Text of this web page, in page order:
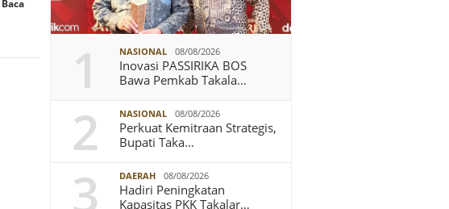
Baca
1 NASIONAL 08/08/2026
Inovasi PASSIRIKA BOS
Bawa Pemkab Takala…
2 NASIONAL 08/08/2026
Perkuat Kemitraan Strategis,
Bupati Taka…
3 DAERAH 08/08/2026
Hadiri Peningkatan
Kapasitas PKK Takalar…